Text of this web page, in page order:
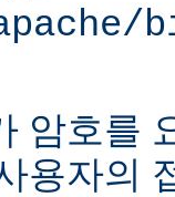
암호를
용자의